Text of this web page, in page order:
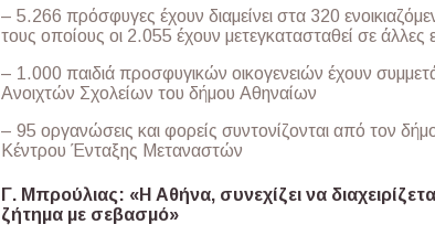
– 5.266 πρόσφυγες έχουν διαμείνει στα 320
τους οποίους οι 2.055 έχουν μετεγκατασταθεί σε
– 1.000 παιδιά προσφυγικών οικογενειών έχουν
Ανοιχτών Σχολείων του δήμου Αθηναίων
– 95 οργανώσεις και φορείς συντονίζονται από τον
Κέντρου Ένταξης Μεταναστών
Γ. Μπρούλιας: «Η Αθήνα, συνεχίζει να
ζήτημα με σεβασμό»